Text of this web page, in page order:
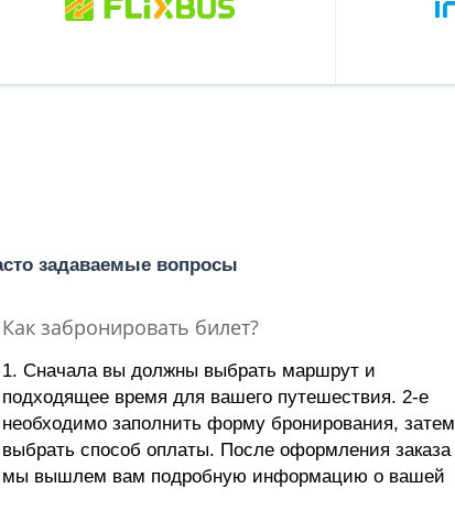
задаваемые вопросы
Как забронировать билет?
1. Сначала вы должны выбрать маршрут и
подходящее время для вашего путешествия. 2-е
необходимо заполнить форму бронирования, затем
выбрать способ оплаты. После оформления заказа
мы вышлем вам подробную информацию о вашей